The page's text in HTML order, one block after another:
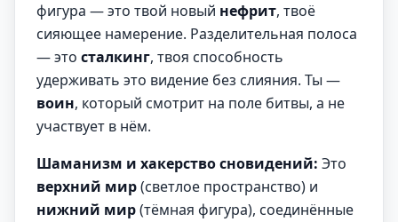
фигура — это твой новый нефрит, твоё
сияющее намерение. Разделительная полоса
— это сталкинг, твоя способность
удерживать это видение без слияния. Ты —
воин, который смотрит на поле битвы, а не
участвует в нём.
Шаманизм и хакерство сновидений: Это
верхний мир(светлое пространство) и
нижний мир(тёмная фигура), соединённые